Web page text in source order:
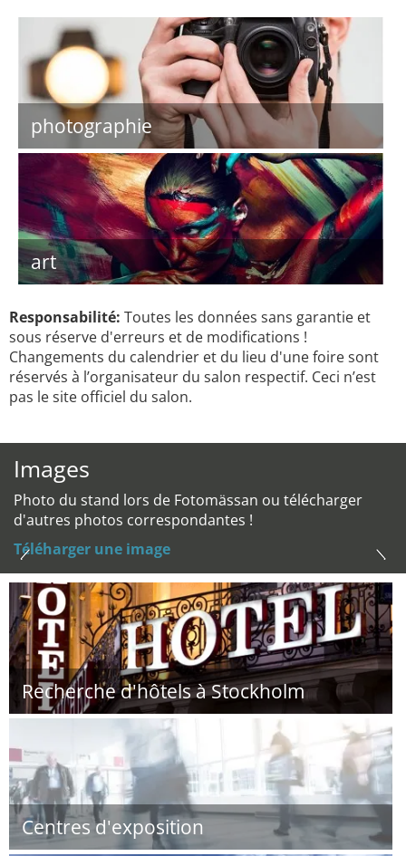
photographie
art
Responsabilité: Toutes les données sans garantie et
sous réserve d'erreurs et de modifications !
Changements du calendrier et du lieu d'une foire sont
réservés à l’organisateur du salon respectif. Ceci n’est
pas le site officiel du salon.
Images
Photo du stand lors de Fotomässan ou télécharger
d'autres photos correspondantes !
Téléharger une image
Recherche d'hôtels à Stockholm
Centres d'exposition